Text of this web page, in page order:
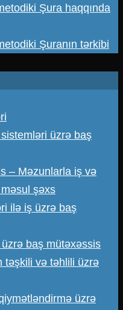
Şura haqqında
Şuranın tərkibi
üzrə baş
– Məzunlarla iş və
şəxs
ilə iş üzrə baş
baş mütəxəssis
təşkili və təhlili üzrə
üzrə